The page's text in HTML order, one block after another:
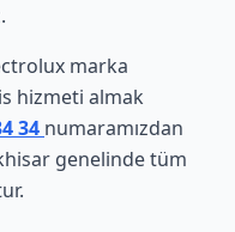
marka
hizmeti almak
34 numaramızdan
genelinde tüm